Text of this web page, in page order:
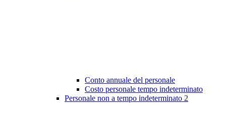
Conto annuale del personale
Costo personale tempo indeterminato
Personale non a tempo indeterminato 2